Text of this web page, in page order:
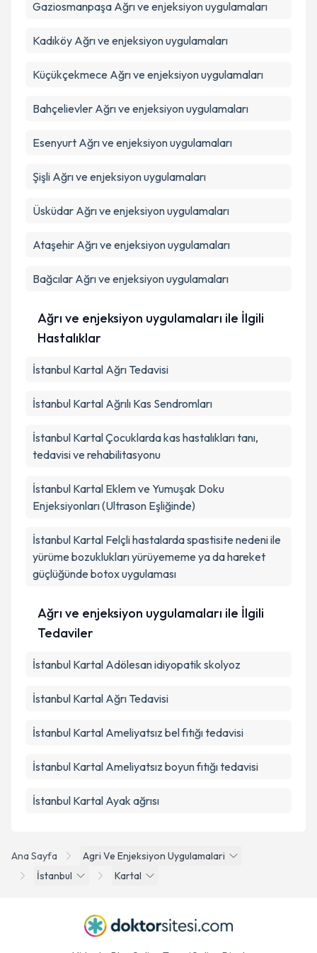
Ana Sayfa
Agri Ve Enjeksiyon Uygulamalari
İstanbul
Kartal
Gaziosmanpaşa Ağrı ve enjeksiyon uygulamaları
Kadıköy Ağrı ve enjeksiyon uygulamaları
Küçükçekmece Ağrı ve enjeksiyon uygulamaları
Bahçelievler Ağrı ve enjeksiyon uygulamaları
Esenyurt Ağrı ve enjeksiyon uygulamaları
Şişli Ağrı ve enjeksiyon uygulamaları
Üsküdar Ağrı ve enjeksiyon uygulamaları
Ataşehir Ağrı ve enjeksiyon uygulamaları
Bağcılar Ağrı ve enjeksiyon uygulamaları
Ağrı ve enjeksiyon uygulamaları ile İlgili
Hastalıklar
İstanbul Kartal Ağrı Tedavisi
İstanbul Kartal Ağrılı Kas Sendromları
İstanbul Kartal Çocuklarda kas hastalıkları tanı,
tedavisi ve rehabilitasyonu
İstanbul Kartal Eklem ve Yumuşak Doku
Enjeksiyonları (Ultrason Eşliğinde)
İstanbul Kartal Felçli hastalarda spastisite nedeni ile
yürüme bozuklukları yürüyememe ya da hareket
güçlüğünde botox uygulaması
Ağrı ve enjeksiyon uygulamaları ile İlgili
Tedaviler
İstanbul Kartal Adölesan idiyopatik skolyoz
İstanbul Kartal Ağrı Tedavisi
İstanbul Kartal Ameliyatsız bel fıtığı tedavisi
İstanbul Kartal Ameliyatsız boyun fıtığı tedavisi
İstanbul Kartal Ayak ağrısı